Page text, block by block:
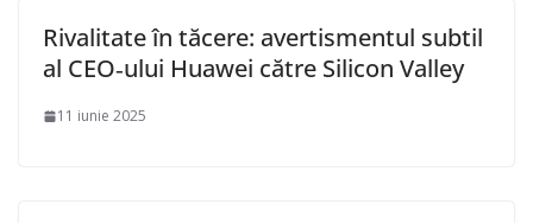
Rivalitate în tăcere: avertismentul subtil
al CEO‑ului Huawei către Silicon Valley
11 iunie 2025